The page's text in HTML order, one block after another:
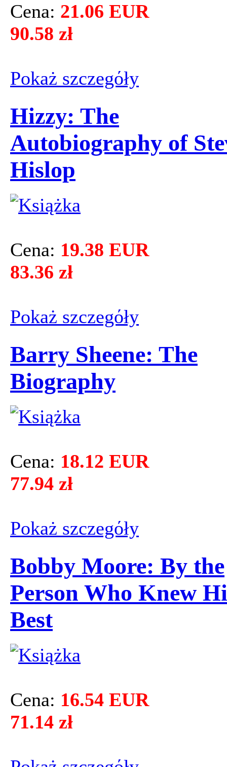
Cena: 21.06 EUR
90.58 zł
Pokaż szczegόły
Hizzy: The
Autobiography of
Hislop
Cena: 19.38 EUR
83.36 zł
Pokaż szczegόły
Barry Sheene: The
Biography
Cena: 18.12 EUR
77.94 zł
Pokaż szczegόły
Bobby Moore: By the
Person Who Knew
Best
Cena: 16.54 EUR
71.14 zł